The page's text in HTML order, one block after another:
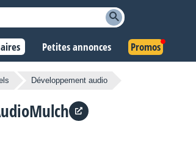
Petites annonces Promos
Développement audio